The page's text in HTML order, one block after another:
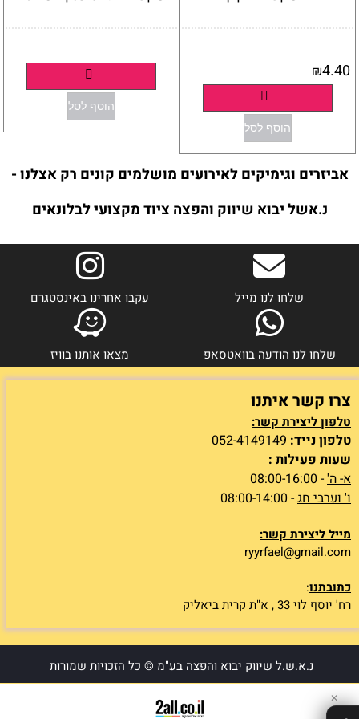
₪4.40
הוסף לסל
הוסף לסל
אביזרים וגימיקים לאירועים מושלמים קונים רק אצלנו -
נ.אשל יבוא שיווק והפצה ציוד מקצועי לבלונאים
שלחו לנו מייל עקבו אחרינו באינסטגרם
שלחו לנו הודעה בוואטסאפ מצאו אותנו בוויז
צרו קשר איתנו
טלפון ליצירת קשר:
טלפון נייד:
שעות פעילות :
א- ה'- 08:00-16:00
ו' וערבי חג- 08:00-14:00
מייל ליצירת קשר:
ryyrfael@gmail.com
כתובתנו:
רח' יוסף לוי 33 , א"ת קרית ביאליק
נ.א.ש.ל שיווק יבוא והפצה בע"מ © כל הזכויות שמורות
✕